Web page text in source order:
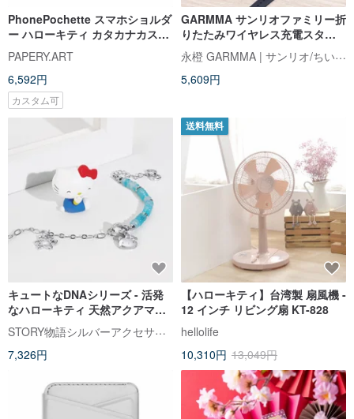
PhonePochette スマホショルダ
ー ハローキティ カタカナカスタ
ム スマホポーチ
PAPERY.ART
6,592円
カスタム可
GARMMA サンリオファミリー折
りたたみワイヤレス充電スタン
ド
永橙 GARMMA | サンリオ/ちいかわ/もふさんど/クレヨンしんちゃん 台湾正規ストア
5,609円
キュートなDNAシリーズ - 活発
なハローキティ 天然アクアマリ
ンモチーフブレスレット
STORY物語シルバーアクセサリー
7,326円
送料無料
【ハローキティ】台湾製 扇風機 -
12 インチ リビング扇 KT-828
hellolife
10,310円 13,049円